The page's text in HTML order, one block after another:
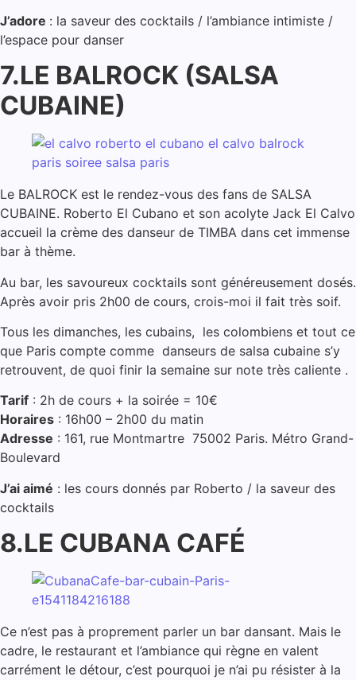
J’adore : la saveur des cocktails / l’ambiance intimiste /
l’espace pour danser
7.LE BALROCK (SALSA
CUBAINE)
Le BALROCK est le rendez-vous des fans de SALSA
CUBAINE. Roberto El Cubano et son acolyte Jack El Calvo
accueil la crème des danseur de TIMBA dans cet immense
bar à thème.
Au bar, les savoureux cocktails sont généreusement dosés.
Après avoir pris 2h00 de cours, crois-moi il fait très soif.
Tous les dimanches, les cubains, les colombiens et tout ce
que Paris compte comme danseurs de salsa cubaine s’y
retrouvent, de quoi finir la semaine sur note très caliente .
Tarif : 2h de cours + la soirée = 10€
Horaires : 16h00 – 2h00 du matin
Adresse : 161, rue Montmartre 75002 Paris. Métro Grand-
Boulevard
J’ai aimé : les cours donnés par Roberto / la saveur des
cocktails
8.LE CUBANA CAFÉ
Ce n’est pas à proprement parler un bar dansant. Mais le
cadre, le restaurant et l’ambiance qui règne en valent
carrément le détour, c’est pourquoi je n’ai pu résister à la